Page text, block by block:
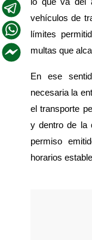
vehículos de
límites
multas que
En ese
necesaria la
el transporte
y dentro de la
permiso
horarios